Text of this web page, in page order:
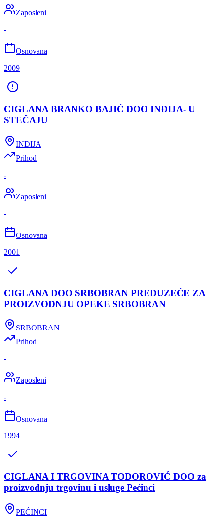
Zaposleni
-
Osnovana
2009
CIGLANA BRANKO BAJIĆ DOO INĐIJA- U
STEČAJU
INĐIJA
Prihod
-
Zaposleni
-
Osnovana
2001
CIGLANA DOO SRBOBRAN PREDUZEĆE ZA
PROIZVODNJU OPEKE SRBOBRAN
SRBOBRAN
Prihod
-
Zaposleni
-
Osnovana
1994
CIGLANA I TRGOVINA TODOROVIĆ DOO za
proizvodnju trgovinu i usluge Pećinci
PEĆINCI